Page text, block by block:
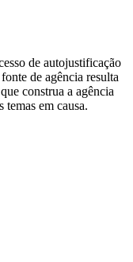
de autojustificação
de agência resulta
construa a agência
temas em causa.